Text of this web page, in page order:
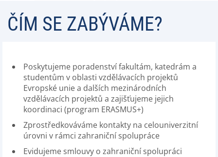
ČÍM SE ZABÝVÁME?
Poskytujeme poradenství fakultám, katedrám a
studentům v oblasti vzdělávacích projektů
Evropské unie a dalších mezinárodních
vzdělávacích projektů a zajišťujeme jejich
koordinaci (program ERASMUS+)
Zprostředkováváme kontakty na celouniverzitní
úrovni v rámci zahraniční spolupráce
Evidujeme smlouvy o zahraniční spolupráci